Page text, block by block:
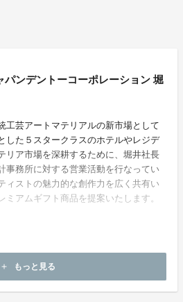
パンデントーコーポレーション 堀
工芸アートマテリアルの新市場として
した５スタークラスのホテルやレジデ
リア市場を深耕するために、堀井社長
事務所に対する営業活動を行なってい
ィストの魅力的な創作力を広く共有い
ミアムギフト商品を提案いたします。
add もっと見る